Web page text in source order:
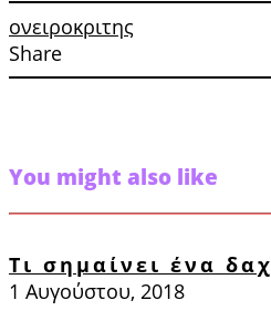
ονειροκριτης
Share
You might also like
Τι σημαίνει ένα
1 Αυγούστου, 2018